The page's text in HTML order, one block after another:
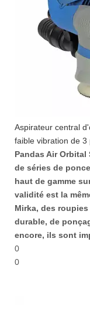
Aspirateur central
faible vibration de 3
Pandas Air
de séries de
haut de gamme
validité est la
Mirka, des
durable, de
encore, ils sont
0
0